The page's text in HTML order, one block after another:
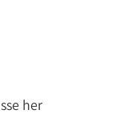
her